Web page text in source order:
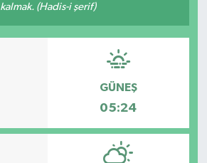
kalmak. (Hadis-i şerif)
GÜNEŞ
05:24